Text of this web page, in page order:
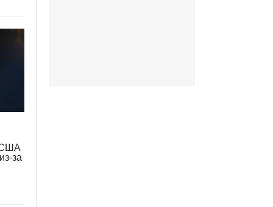
США
за